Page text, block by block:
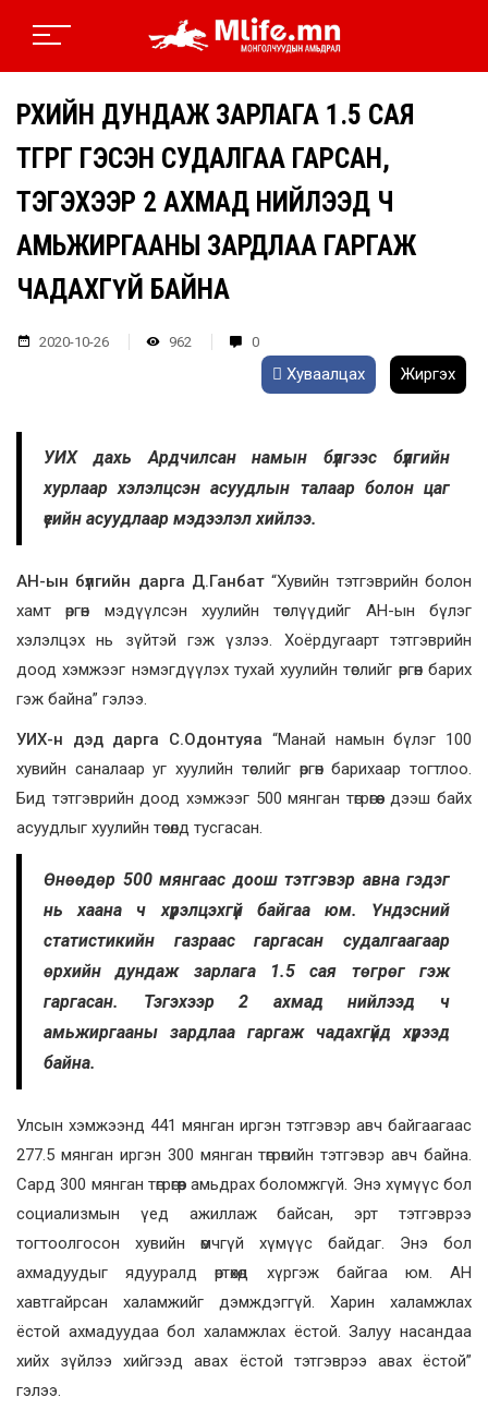
ӨРХИЙН ДУНДАЖ ЗАРЛАГА 1.5 САЯ
ТӨГРӨГ ГЭСЭН СУДАЛГАА ГАРСАН,
ТЭГЭХЭЭР 2 АХМАД НИЙЛЭЭД Ч
АМЬЖИРГААНЫ ЗАРДЛАА ГАРГАЖ
ЧАДАХГҮЙ БАЙНА
2020-10-26 962 0
Хуваалцах Жиргэх
УИХ дахь Ардчилсан намын бүлгээс бүлгийн
хурлаар хэлэлцсэн асуудлын талаар болон цаг
үеийн асуудлаар мэдээлэл хийлээ.
АН-ын бүлгийн дарга Д.Ганбат “Хувийн тэтгэврийн болон
хамт өргөн мэдүүлсэн хуулийн төслүүдийг АН-ын бүлэг
хэлэлцэх нь зүйтэй гэж үзлээ. Хоёрдугаарт тэтгэврийн
доод хэмжээг нэмэгдүүлэх тухай хуулийн төслийг өргөн барих
гэж байна” гэлээ.
УИХ-н дэд дарга С.Одонтуяа “Манай намын бүлэг 100
хувийн саналаар уг хуулийн төслийг өргөн барихаар тогтлоо.
Бид тэтгэврийн доод хэмжээг 500 мянган төгрөгөөс дээш байх
асуудлыг хуулийн төсөлд тусгасан.
Өнөөдөр 500 мянгаас доош тэтгэвэр авна гэдэг
нь хаана ч хүрэлцэхгүй байгаа юм. Үндэсний
статистикийн газраас гаргасан судалгаагаар
өрхийн дундаж зарлага 1.5 сая төгрөг гэж
гаргасан. Тэгэхээр 2 ахмад нийлээд ч
амьжиргааны зардлаа гаргаж чадахгүйд хүрээд
байна.
Улсын хэмжээнд 441 мянган иргэн тэтгэвэр авч байгаагаас
277.5 мянган иргэн 300 мянган төгрөгийн тэтгэвэр авч байна.
Сард 300 мянган төгрөгөөр амьдрах боломжгүй. Энэ хүмүүс бол
социализмын үед ажиллаж байсан, эрт тэтгэврээ
тогтоолгосон хувийн өмчгүй хүмүүс байдаг. Энэ бол
ахмадуудыг ядууралд өртөхөд хүргэж байгаа юм. АН
хавтгайрсан халамжийг дэмждэггүй. Харин халамжлах
ёстой ахмадуудаа бол халамжлах ёстой. Залуу насандаа
хийх зүйлээ хийгээд авах ёстой тэтгэврээ авах ёстой”
гэлээ.